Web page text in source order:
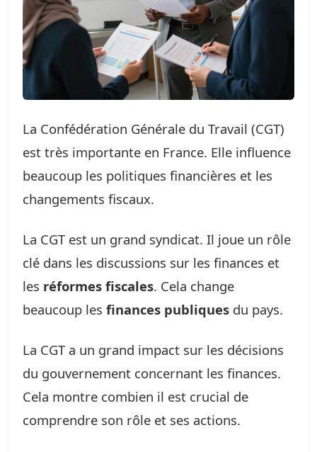
La Confédération Générale du Travail (CGT)
est très importante en France. Elle influence
beaucoup les politiques financières et les
changements fiscaux.
La CGT est un grand syndicat. Il joue un rôle
clé dans les discussions sur les finances et
les réformes fiscales. Cela change
beaucoup les finances publiques du pays.
La CGT a un grand impact sur les décisions
du gouvernement concernant les finances.
Cela montre combien il est crucial de
comprendre son rôle et ses actions.